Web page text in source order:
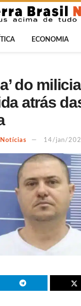
ECONOMIA
do
atrás
14/jan/